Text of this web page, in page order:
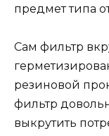
предмет типа
Сам фильтр
резиновой
фильтр
выкрутить